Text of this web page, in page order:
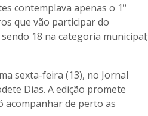
contemplava apenas o 1º
que vão participar do
18 na categoria municipal;
sexta-feira (13), no Jornal
Dias. A edição promete
acompanhar de perto as